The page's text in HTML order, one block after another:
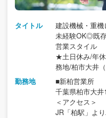
タイトル
建設機械・重機
未経験OK◎既
営業スタイル
★土日休み/年
務地/柏市大井
勤務地
■新柏営業所
千葉県柏市大井
＜アクセス＞
JR「柏駅」よ